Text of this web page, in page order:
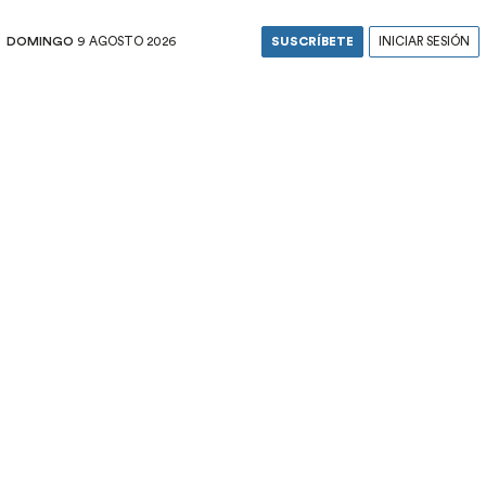
DOMINGO 9 AGOSTO 2026 SUSCRÍBETE INICIAR SESIÓN